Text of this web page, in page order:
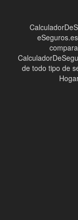
de todo tipo de